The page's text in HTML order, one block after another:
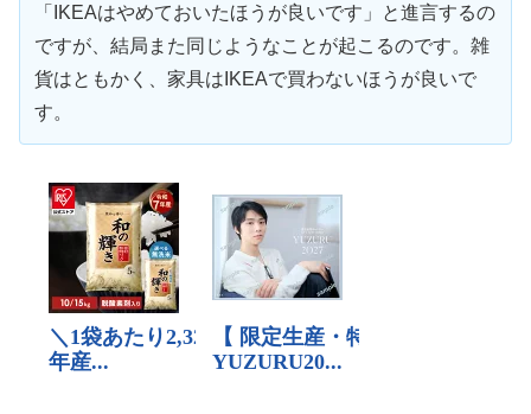
「IKEAはやめておいたほうが良いです」と進言するの
ですが、結局また同じようなことが起こるのです。雑
貨はともかく、家具はIKEAで買わないほうが良いで
す。